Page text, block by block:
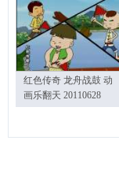
红色传奇 龙舟战鼓 动
画乐翻天 20110628